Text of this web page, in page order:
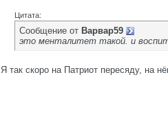
Цитата:
Сообщение от Варвар59
это менталитет такой. и
Я так скоро на Патриот пересяду, на